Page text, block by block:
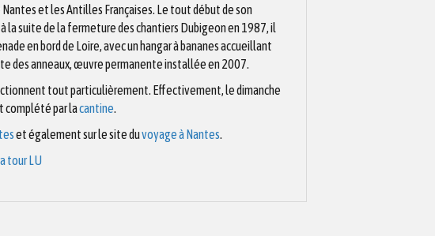
et les Antilles Françaises. Le tout début de son
la suite de la fermeture des chantiers Dubigeon en 1987, il
en bord de Loire, avec un hangar à bananes accueillant
des anneaux, œuvre permanente installée en 2007.
tout particulièrement. Effectivement, le dimanche
complété par lacantine.
et également sur le site duvoyage à Nantes.
tour LU